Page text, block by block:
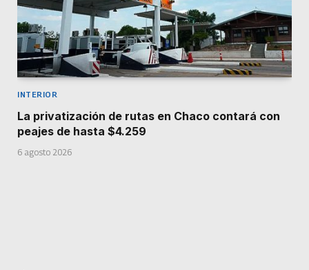
INTERIOR
La privatización de rutas en Chaco contará con
peajes de hasta $4.259
6 agosto 2026